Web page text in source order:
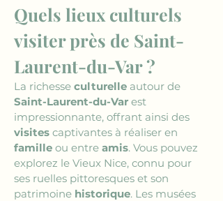
Quels lieux culturels
visiter près de Saint-
Laurent-du-Var ?
La richesse culturelle autour de
Saint-Laurent-du-Var est
impressionnante, offrant ainsi des
visites captivantes à réaliser en
famille ou entre amis. Vous pouvez
explorez le Vieux Nice, connu pour
ses ruelles pittoresques et son
patrimoine historique. Les musées